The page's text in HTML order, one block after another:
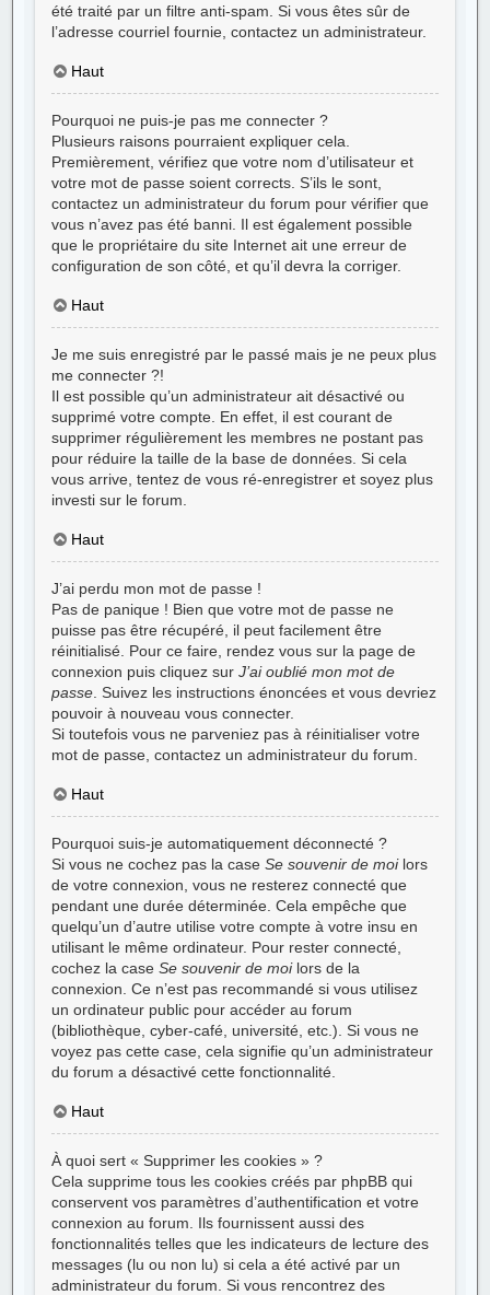
été traité par un filtre anti-spam. Si vous êtes sûr de
l’adresse courriel fournie, contactez un administrateur.
Haut
Pourquoi ne puis-je pas me connecter ?
Plusieurs raisons pourraient expliquer cela.
Premièrement, vérifiez que votre nom d’utilisateur et
votre mot de passe soient corrects. S’ils le sont,
contactez un administrateur du forum pour vérifier que
vous n’avez pas été banni. Il est également possible
que le propriétaire du site Internet ait une erreur de
configuration de son côté, et qu’il devra la corriger.
Haut
Je me suis enregistré par le passé mais je ne peux plus
me connecter ?!
Il est possible qu’un administrateur ait désactivé ou
supprimé votre compte. En effet, il est courant de
supprimer régulièrement les membres ne postant pas
pour réduire la taille de la base de données. Si cela
vous arrive, tentez de vous ré-enregistrer et soyez plus
investi sur le forum.
Haut
J’ai perdu mon mot de passe !
Pas de panique ! Bien que votre mot de passe ne
puisse pas être récupéré, il peut facilement être
réinitialisé. Pour ce faire, rendez vous sur la page de
connexion puis cliquez surJ’ai oublié mon mot de
passe . Suivez les instructions énoncées et vous devriez
pouvoir à nouveau vous connecter.
Si toutefois vous ne parveniez pas à réinitialiser votre
mot de passe, contactez un administrateur du forum.
Haut
Pourquoi suis-je automatiquement déconnecté ?
Si vous ne cochez pas la caseSe souvenir de moilors
de votre connexion, vous ne resterez connecté que
pendant une durée déterminée. Cela empêche que
quelqu’un d’autre utilise votre compte à votre insu en
utilisant le même ordinateur. Pour rester connecté,
cochez la caseSe souvenir de moilors de la
connexion. Ce n’est pas recommandé si vous utilisez
un ordinateur public pour accéder au forum
(bibliothèque, cyber-café, université, etc.). Si vous ne
voyez pas cette case, cela signifie qu’un administrateur
du forum a désactivé cette fonctionnalité.
Haut
À quoi sert « Supprimer les cookies » ?
Cela supprime tous les cookies créés par phpBB qui
conservent vos paramètres d’authentification et votre
connexion au forum. Ils fournissent aussi des
fonctionnalités telles que les indicateurs de lecture des
messages (lu ou non lu) si cela a été activé par un
administrateur du forum. Si vous rencontrez des